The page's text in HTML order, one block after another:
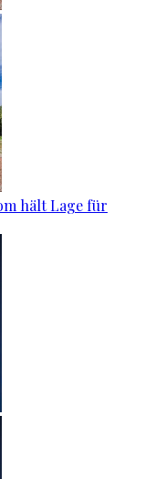
hält Lage für